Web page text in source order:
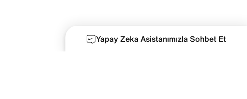
Yapay Zeka Asistanımızla Sohbet Et